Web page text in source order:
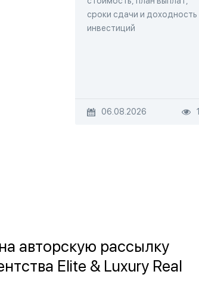
сроки сдачи и доходность
инвестиций
06.08.2026 1
авторскую рассылку
Elite & Luxury Real